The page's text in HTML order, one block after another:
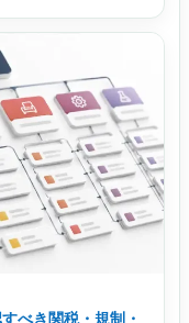
べき関税・規制・